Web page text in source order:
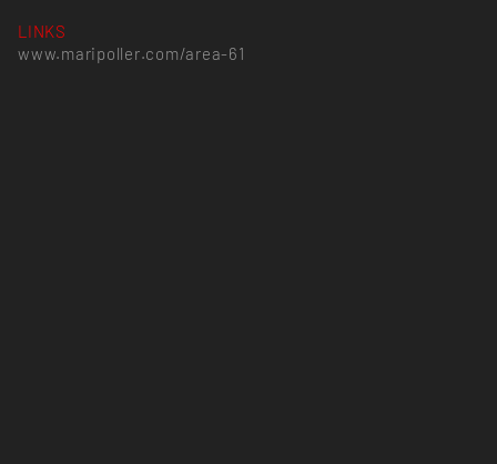
LINKS
www.maripoller.com/area-61